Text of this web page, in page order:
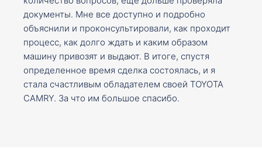
документы. Мне все доступно и подробно
объяснили и проконсультировали, как проходит
процесс, как долго ждать и каким образом
машину привозят и выдают. В итоге, спустя
определенное время сделка состоялась, и я
стала счастливым обладателем своей TOYOTA
CAMRY. За что им большое спасибо.